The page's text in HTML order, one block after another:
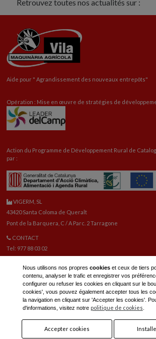
Retrouvez toutes nos actualités sur :
Aide pour " Agrandissement des nouveaux entrepôts"
Opération : Mise en œuvre de stratégies de
Action du Programme de Développement Rural de
par :
VIGERM, SL
43420 Santa Coloma de Queralt
Pont de la Barquera, C / A Parc. 2 Tarragone
CONTACT
Tel: 977 88 03 02
PIÈCES DE RECHANGE
Tel: 977 88 06 42
E-mail pièces de rechange: reca@vigerm.com
BUREAU TECHNIQUE
Nous utilisons nos propres cookieset ceux de tiers
contenu, analyser le trafic et enregistrer vos
configurer ou refuser les cookies en cliquant sur le
cookies', vous pouvez également accepter tous les
la navigation en cliquant sur 'Accepter les cookies'.
d'informations, visitez notre politique de cookies
Accepter cookies